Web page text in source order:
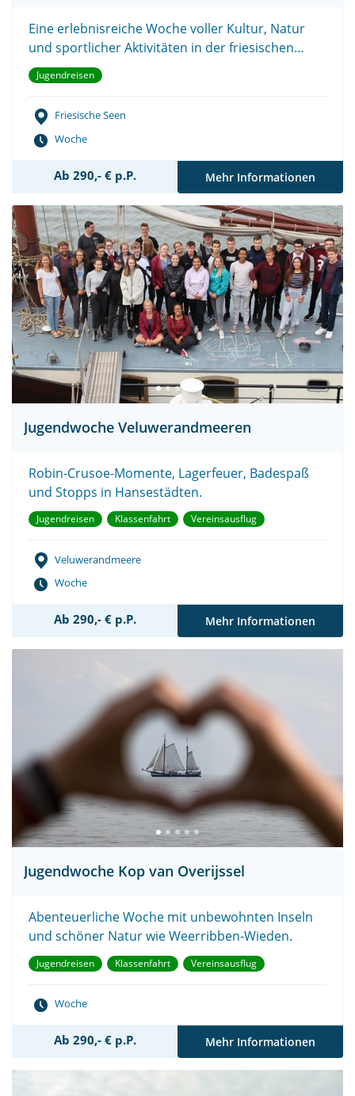
Eine erlebnisreiche Woche voller Kultur, Natur
und sportlicher Aktivitäten in der friesischen
Seenplatte.
Jugendreisen
Friesische Seen
Woche
Ab 290,- € p.P. Mehr Informationen
Jugendwoche Veluwerandmeeren
Robin-Crusoe-Momente, Lagerfeuer, Badespaß
und Stopps in Hansestädten.
Jugendreisen Klassenfahrt Vereinsausflug
Veluwerandmeere
Woche
Ab 290,- € p.P. Mehr Informationen
Jugendwoche Kop van Overijssel
Abenteuerliche Woche mit unbewohnten Inseln
und schöner Natur wie Weerribben-Wieden.
Jugendreisen Klassenfahrt Vereinsausflug
Woche
Ab 290,- € p.P. Mehr Informationen